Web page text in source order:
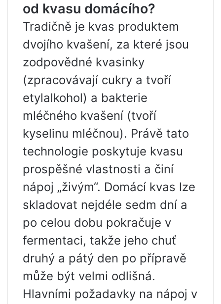
od kvasu domácího?
Tradičně je kvas produktem
dvojího kvašení, za které jsou
zodpovědné kvasinky
(zpracovávají cukry a tvoří
etylalkohol) a bakterie
mléčného kvašení (tvoří
kyselinu mléčnou). Právě tato
technologie poskytuje kvasu
prospěšné vlastnosti a činí
nápoj „živým“. Domácí kvas lze
skladovat nejdéle sedm dní a
po celou dobu pokračuje v
fermentaci, takže jeho chuť
druhý a pátý den po přípravě
může být velmi odlišná.
Hlavními požadavky na nápoj v